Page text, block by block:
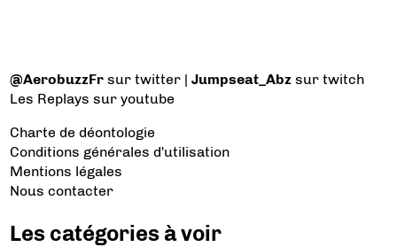
@AerobuzzFr sur twitter |Jumpseat_Abz sur twitch
Les Replays sur youtube
Charte de déontologie
Conditions générales d'utilisation
Mentions légales
Nous contacter
Les catégories à voir